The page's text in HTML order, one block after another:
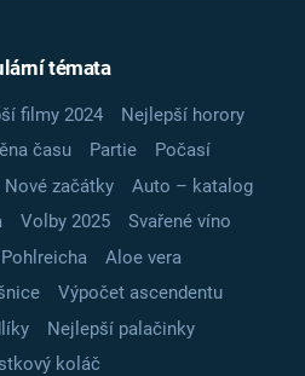
témata
filmy 2024
Nejlepší horory
času Partie
Počasí
Nové začátky
Auto – katalog
Volby 2025
Svařené víno
Aloe vera
Výpočet ascendentu
Nejlepší palačinky
koláč